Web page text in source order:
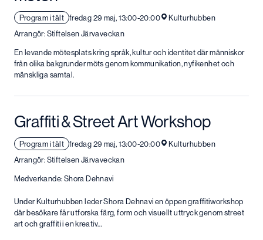
Program i tält fredag 29 maj, 13:00-20:00
Kulturhubben
Arrangör: Stiftelsen Järvaveckan
En levande mötesplats kring språk, kultur och identitet där människor
från olika bakgrunder möts genom kommunikation, nyfikenhet och
mänskliga samtal.
Graffiti & Street Art Workshop
Program i tält fredag 29 maj, 13:00-20:00
Kulturhubben
Arrangör: Stiftelsen Järvaveckan
Medverkande: Shora Dehnavi
Under Kulturhubben leder Shora Dehnavi en öppen graffitiworkshop
där besökare får utforska färg, form och visuellt uttryck genom street
art och graffiti i en kreativ…